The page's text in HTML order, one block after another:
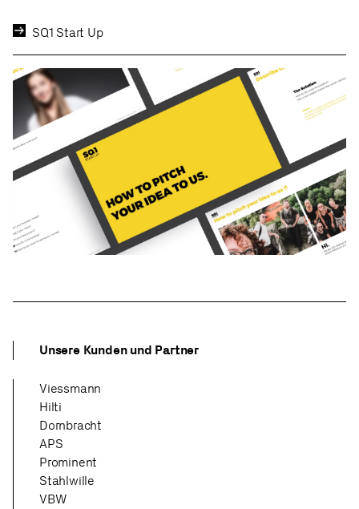
SQ1 Start Up
Unsere Kunden und Partner
Viessmann
Hilti
Dornbracht
APS
Prominent
Stahlwille
VBW